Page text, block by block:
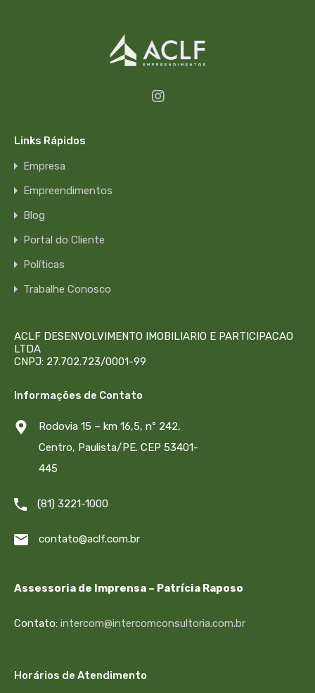
Links Rápidos
Empresa
Empreendimentos
Blog
Portal do Cliente
Políticas
Trabalhe Conosco
ACLF DESENVOLVIMENTO IMOBILIARIO E PARTICIPACAO
LTDA
CNPJ: 27.702.723/0001-99
Informações de Contato
Rodovia 15 – km 16,5, nº 242,
Centro, Paulista/PE. CEP 53401-
445
(81) 3221-1000
contato@aclf.com.br
Assessoria de Imprensa – Patrícia Raposo
Contato: intercom@intercomconsultoria.com.br
Horários de Atendimento